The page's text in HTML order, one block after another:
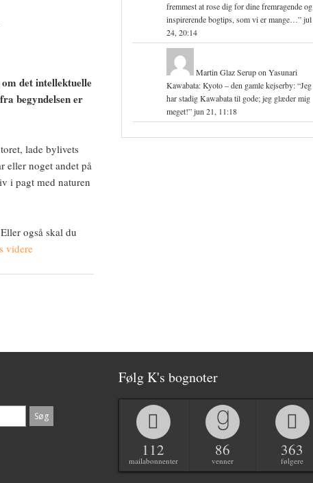
det intellektuelle
begyndelsen er
lade bylivets
eller noget andet på
i pagt med naturen
også skal du
videre
fremmest at rose dig for dine fremragende og
inspirerende bogtips, som vi er mange…”jul
24, 20:14
Martin Glaz Serupon Yasunari
Kawabata: Kyoto – den gamle kejserby: “Jeg
har stadig Kawabata til gode; jeg glæder mig
meget!”jun 21, 11:18
Følg K's bognoter
112
mailabonnenter
86
venner
363
følgere